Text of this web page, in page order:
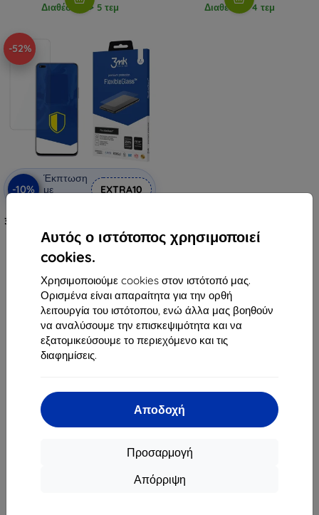
Αυτός ο ιστότοπος χρησιμοποιεί
cookies.
Χρησιμοποιούμε cookies στον ιστότοπό μας.
Ορισμένα είναι απαραίτητα για την ορθή
λειτουργία του ιστότοπου, ενώ άλλα μας βοηθούν
να αναλύσουμε την επισκεψιμότητα και να
εξατομικεύσουμε το περιεχόμενο και τις
διαφημίσεις.
Αποδοχή
Προσαρμογή
Απόρριψη
Διαθέσιμο > 5 τεμ Διαθέσιμο 4 τεμ
-52%
-10%
Έκπτωση
με
EXTRA10
3MK FlexibleGlass Huawei Nova 8i
υβριδικό γυαλί
12,90 €
6,20 €
Διαθέσιμο 2 τεμ
1